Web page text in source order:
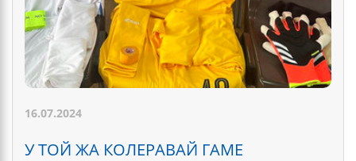
16.07.2024
У ТОЙ ЖА КОЛЕРАВАЙ ГАМЕ